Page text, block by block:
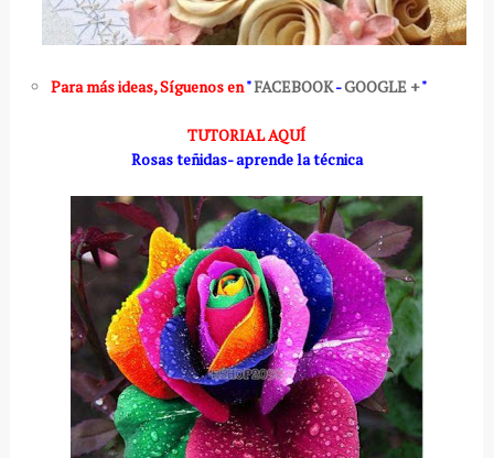
Para más ideas,Síguenos en"FACEBOOK-GOOGLE +"
TUTORIAL AQUÍ
Rosas teñidas- aprende la técnica